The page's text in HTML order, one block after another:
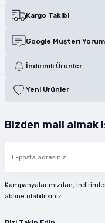
Kargo Takibi
Google Müşteri
İndirimli Ürünler
Yeni Ürünler
Bizden mail almak
Kampanyalarımızdan,
abone olabilirsiniz.